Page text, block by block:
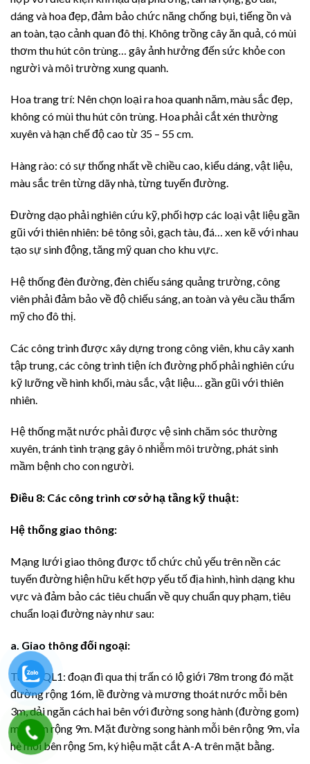
dáng và hoa đẹp, đảm bảo chức năng chống bụi, tiếng ồn và
an toàn, tạo cảnh quan đô thị. Không trồng cây ăn quả, có mùi
thơm thu hút côn trùng… gây ảnh hưởng đến sức khỏe con
người và môi trường xung quanh.
Hoa trang trí: Nên chọn loại ra hoa quanh năm, màu sắc đẹp,
không có mùi thu hút côn trùng. Hoa phải cắt xén thường
xuyên và hạn chế độ cao từ 35 – 55 cm.
Hàng rào: có sự thống nhất về chiều cao, kiểu dáng, vật liệu,
màu sắc trên từng dãy nhà, từng tuyến đường.
Đường dạo phải nghiên cứu kỹ, phối hợp các loại vật liệu gần
gũi với thiên nhiên: bê tông sỏi, gạch tàu, đá… xen kẽ với nhau
tạo sự sinh động, tăng mỹ quan cho khu vực.
Hệ thống đèn đường, đèn chiếu sáng quảng trường, công
viên phải đảm bảo về độ chiếu sáng, an toàn và yêu cầu thẩm
mỹ cho đô thị.
Các công trình được xây dựng trong công viên, khu cây xanh
tập trung, các công trình tiện ích đường phố phải nghiên cứu
kỹ lưỡng về hình khối, màu sắc, vật liệu… gần gũi với thiên
nhiên.
Hệ thống mặt nước phải được vệ sinh chăm sóc thường
xuyên, tránh tình trạng gây ô nhiễm môi trường, phát sinh
mầm bệnh cho con người.
Điều 8: Các công trình cơ sở hạ tầng kỹ thuật:
Hệ thống giao thông:
Mạng lưới giao thông được tổ chức chủ yếu trên nền các
tuyến đường hiện hữu kết hợp yếu tố địa hình, hình dạng khu
vực và đảm bảo các tiêu chuẩn về quy chuẩn quy phạm, tiêu
chuẩn loại đường này như sau:
a. Giao thông đối ngoại:
Tuyến QL1: đoạn đi qua thị trấn có lộ giới 78m trong đó mặt
đường rộng 16m, lề đường và mương thoát nước mỗi bên
3m, dải ngăn cách hai bên với đường song hành (đường gom)
mỗi bên rộng 9m. Mặt đường song hành mỗi bên rộng 9m, vỉa
hè mỗi bên rộng 5m, ký hiệu mặt cắt A-A trên mặt bằng.